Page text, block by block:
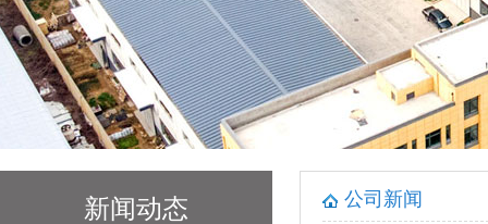
新闻动态 公司新闻